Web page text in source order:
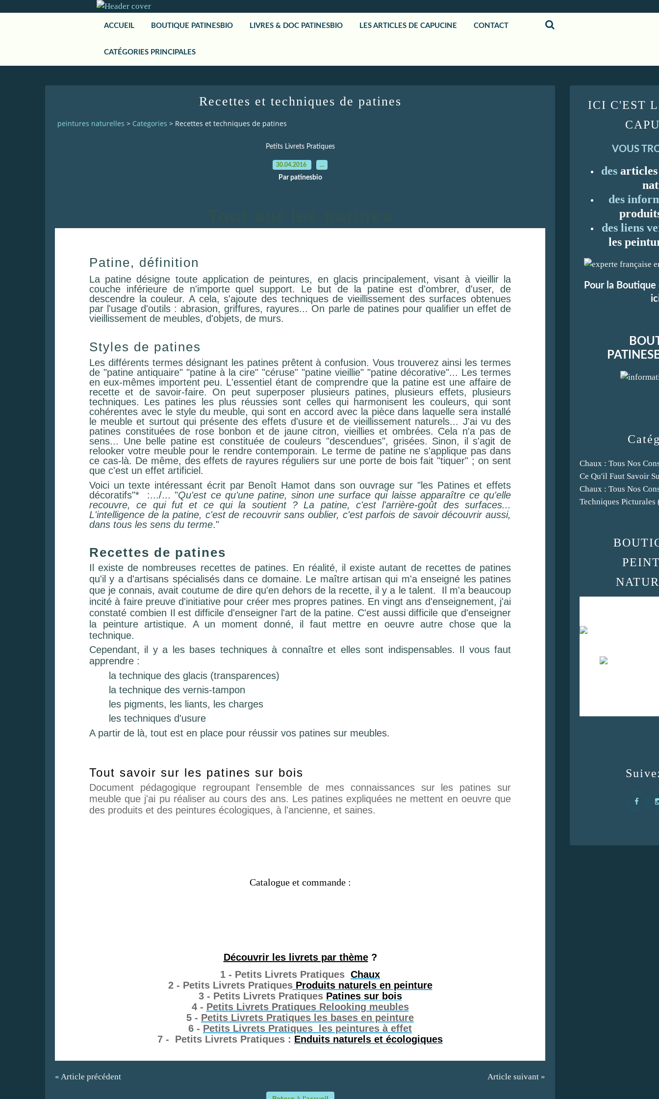
ACCUEIL BOUTIQUE PATINESBIO LIVRES & DOC PATINESBIO LES ARTICLES DE CAPUCINE CONTACT
CATÉGORIES PRINCIPALES
Recettes et techniques de patines
peintures naturelles > Categories > Recettes et techniques de patines
Petits Livrets Pratiques
30.04.2016 …
Par patinesbio
Patine, définition
La patine désigne toute application de peintures, en glacis principalement, visant à vieillir la
couche inférieure de n'importe quel support. Le but de la patine est d'ombrer, d'user, de
descendre la couleur. A cela, s'ajoute des techniques de vieillissement des surfaces obtenues
par l'usage d'outils : abrasion, griffures, rayures... On parle de patines pour qualifier un effet de
vieillissement de meubles, d'objets, de murs.
Styles de patines
Les différents termes désignant les patines prêtent à confusion. Vous trouverez ainsi les termes
de "patine antiquaire" "patine à la cire" "céruse" "patine vieillie" "patine décorative"... Les termes
en eux-mêmes importent peu. L'essentiel étant de comprendre que la patine est une affaire de
recette et de savoir-faire. On peut superposer plusieurs patines, plusieurs effets, plusieurs
techniques. Les patines les plus réussies sont celles qui harmonisent les couleurs, qui sont
cohérentes avec le style du meuble, qui sont en accord avec la pièce dans laquelle sera installé
le meuble et surtout qui présente des effets d'usure et de vieillissement naturels... J'ai vu des
patines constituées de rose bonbon et de jaune citron, vieillies et ombrées. Cela n'a pas de
sens... Une belle patine est constituée de couleurs "descendues", grisées. Sinon, il s'agit de
relooker votre meuble pour le rendre contemporain. Le terme de patine ne s'applique pas dans
ce cas-là. De même, des effets de rayures réguliers sur une porte de bois fait "tiquer" ; on sent
que c'est un effet artificiel.
Voici un texte intéressant écrit par Benoît Hamot dans son ouvrage sur "les Patines et effets
décoratifs"* :.../... "Qu'est ce qu'une patine, sinon une surface qui laisse apparaître ce qu'elle
recouvre, ce qui fut et ce qui la soutient ? La patine, c'est l'arrière-goût des surfaces...
L'intelligence de la patine, c'est de recouvrir sans oublier, c'est parfois de savoir découvrir aussi,
dans tous les sens du terme."
Recettes de patines
Il existe de nombreuses recettes de patines. En réalité, il existe autant de recettes de patines
qu'il y a d'artisans spécialisés dans ce domaine. Le maître artisan qui m'a enseigné les patines
que je connais, avait coutume de dire qu'en dehors de la recette, il y a le talent. Il m'a beaucoup
incité à faire preuve d'initiative pour créer mes propres patines. En vingt ans d'enseignement, j'ai
constaté combien Il est difficile d'enseigner l'art de la patine. C'est aussi difficile que d'enseigner
la peinture artistique. A un moment donné, il faut mettre en oeuvre autre chose que la
technique.
Cependant, il y a les bases techniques à connaître et elles sont indispensables. Il vous faut
apprendre :
la technique des glacis (transparences)
la technique des vernis-tampon
les pigments, les liants, les charges
les techniques d'usure
A partir de là, tout est en place pour réussir vos patines sur meubles.
Tout savoir sur les patines sur bois
Document pédagogique regroupant l'ensemble de mes connaissances sur les patines sur
meuble que j'ai pu réaliser au cours des ans. Les patines expliquées ne mettent en oeuvre que
des produits et des peintures écologiques, à l'ancienne, et saines.
Catalogue et commande :
Découvrir les livrets par thème ?
1 - Petits Livrets Pratiques Chaux
2 - Petits Livrets Pratiques Produits naturels en peinture
3 - Petits Livrets Pratiques Patines sur bois
4 - Petits Livrets Pratiques Relooking meubles
5 - Petits Livrets Pratiques les bases en peinture
6 - Petits Livrets Pratiques les peintures à effet
7 - Petits Livrets Pratiques : Enduits naturels et écologiques
« Article précédent Article suivant »
Chaux : Tous Nos
Ce Qu'il Faut Savoir
Chaux : Tous Nos
Techniques Picturales
ICI C'EST
VOUS
des
des
des liens
les
Pour la